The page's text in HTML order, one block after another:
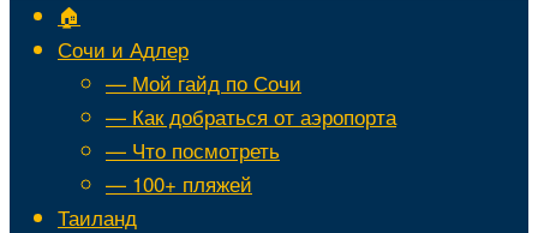
🏠
Сочи и Адлер
— Мой гайд по Сочи
— Как добраться от аэропорта
— Что посмотреть
— 100+ пляжей
Таиланд